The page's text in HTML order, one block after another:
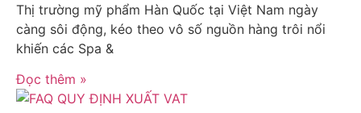
Thị trường mỹ phẩm Hàn Quốc tại Việt Nam ngày
càng sôi động, kéo theo vô số nguồn hàng trôi nổi
khiến các Spa &
Đọc thêm »